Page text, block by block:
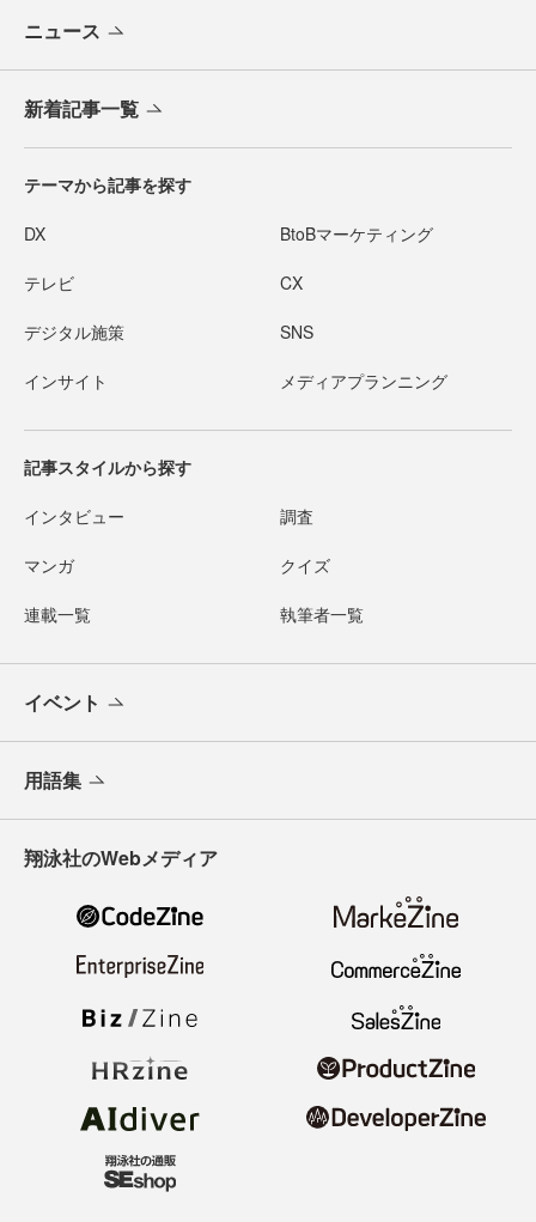
ニュース
新着記事一覧
テーマから記事を探す
DX BtoBマーケティング
テレビ CX
デジタル施策 SNS
インサイト メディアプランニング
記事スタイルから探す
インタビュー 調査
マンガ クイズ
連載一覧 執筆者一覧
イベント
用語集
翔泳社のWebメディア